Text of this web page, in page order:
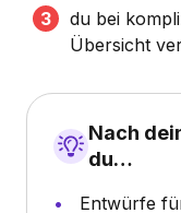
du bei
Übersicht
Nach
du…
Entwürfe